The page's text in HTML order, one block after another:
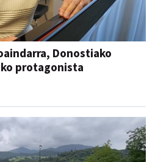
Donostiako
protagonista